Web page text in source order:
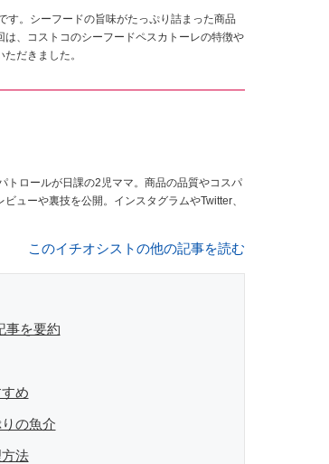
。シーフードの旨味がたっぷり詰まった商品
、コストコのシーフードペスカトーレの特徴や
だきました。
トロールが日課の2児ママ。商品の品質やコスパ
ューや裏技を公開。インスタグラムやTwitter、
このイチオシストの他の記事を読む
事を要約
め
の魚介
法